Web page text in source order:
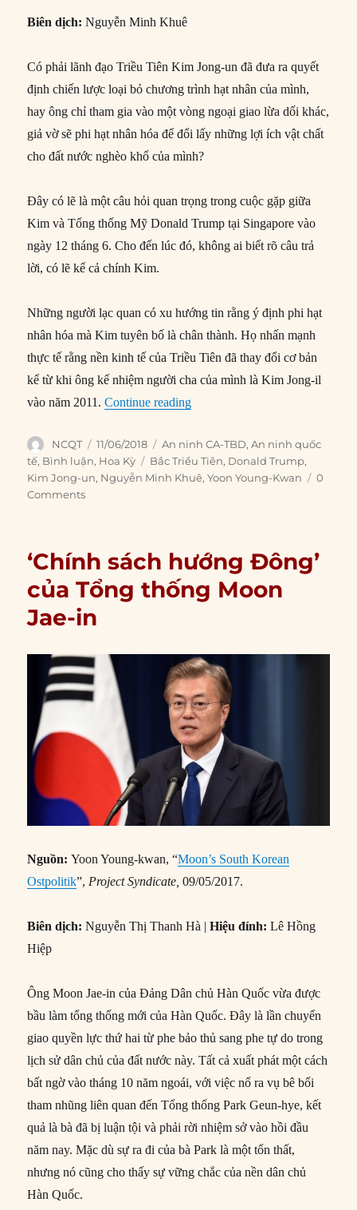
Biên dịch:Nguyễn Minh Khuê
Có phải lãnh đạo Triều Tiên Kim Jong-un đã đưa ra quyết
định chiến lược loại bỏ chương trình hạt nhân của mình,
hay ông chỉ tham gia vào một vòng ngoại giao lừa dối khác,
giả vờ sẽ phi hạt nhân hóa để đổi lấy những lợi ích vật chất
cho đất nước nghèo khổ của mình?
Đây có lẽ là một câu hỏi quan trọng trong cuộc gặp giữa
Kim và Tổng thống Mỹ Donald Trump tại Singapore vào
ngày 12 tháng 6. Cho đến lúc đó, không ai biết rõ câu trả
lời, có lẽ kể cả chính Kim.
Những người lạc quan có xu hướng tin rằng ý định phi hạt
nhân hóa mà Kim tuyên bố là chân thành. Họ nhấn mạnh
thực tế rằng nền kinh tế của Triều Tiên đã thay đổi cơ bản
kể từ khi ông kế nhiệm người cha của mình là Kim Jong-il
vào năm 2011.Continue reading“Công thức thành công cho
Author
NCQT
Posted
on
11/06/2018 Categories
An ninh CA-TBD,An ninh quốc
tế, Bình luận, Hoa Kỳ Tags
Bắc Triều Tiên, Donald Trump,
Kim Jong-un, Nguyễn Minh Khuê,Yoon Young-Kwan
0
Comments
‘Chính sách hướng Đông’
của Tổng thống Moon
Jae-in
Nguồn:Yoon Young-kwan, “Moon’s South Korean
Ostpolitik”, Project Syndicate,09/05/2017.
Biên dịch:Nguyễn Thị Thanh Hà |Hiệu đính:Lê Hồng
Hiệp
Ông Moon Jae-in của Đảng Dân chủ Hàn Quốc vừa được
bầu làm tổng thống mới của Hàn Quốc. Đây là lần chuyển
giao quyền lực thứ hai từ phe bảo thủ sang phe tự do trong
lịch sử dân chủ của đất nước này. Tất cả xuất phát một cách
bất ngờ vào tháng 10 năm ngoái, với việc nổ ra vụ bê bối
tham nhũng liên quan đến Tổng thống Park Geun-hye, kết
quả là bà đã bị luận tội và phải rời nhiệm sở vào hồi đầu
năm nay. Mặc dù sự ra đi của bà Park là một tổn thất,
nhưng nó cũng cho thấy sự vững chắc của nền dân chủ
Hàn Quốc.